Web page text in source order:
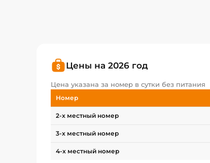
Цены на 2026 год
Цена указана за номер в сутки без питания
Номер
2-х местный номер
3-х местный номер
4-х местный номер